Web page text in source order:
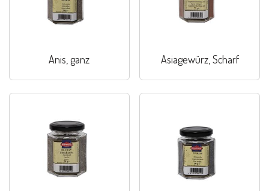
Anis, ganz Asiagewürz, Scharf